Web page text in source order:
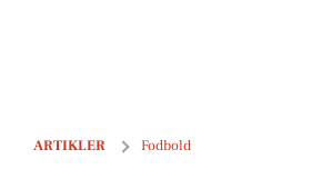
ARTIKLER Fodbold
Lundtoft IF 55+ kæmpede bravt mod